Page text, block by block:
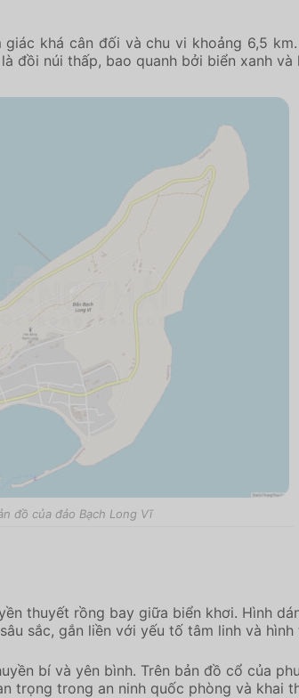
khá cân đối và chu vi khoảng 6,5
đồi núi thấp, bao quanh bởi biển xanh và
đồ của đảo Bạch Long Vĩ
thuyết rồng bay giữa biển khơi. Hình
sắc, gắn liền với yếu tố tâm linh và
bí và yên bình. Trên bản đồ cổ của
trọng trong an ninh quốc phòng và khai